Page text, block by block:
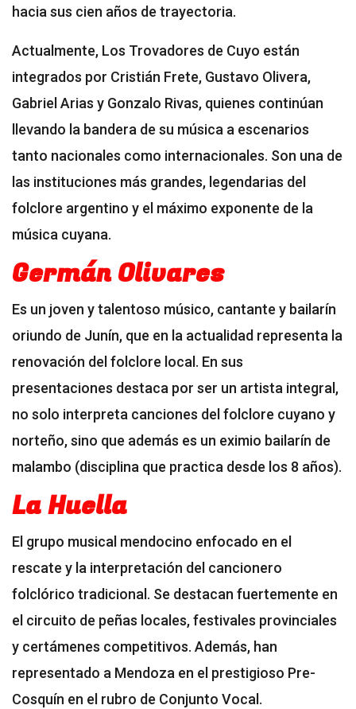
hacia sus cien años de trayectoria.
Actualmente, Los Trovadores de Cuyo están
integrados por Cristián Frete, Gustavo Olivera,
Gabriel Arias y Gonzalo Rivas, quienes continúan
llevando la bandera de su música a escenarios
tanto nacionales como internacionales. Son una de
las instituciones más grandes, legendarias del
folclore argentino y el máximo exponente de la
música cuyana.
Germán Olivares
Es un joven y talentoso músico, cantante y bailarín
oriundo de Junín, que en la actualidad representa la
renovación del folclore local. En sus
presentaciones destaca por ser un artista integral,
no solo interpreta canciones del folclore cuyano y
norteño, sino que además es un eximio bailarín de
malambo (disciplina que practica desde los 8 años).
La Huella
El grupo musical mendocino enfocado en el
rescate y la interpretación del cancionero
folclórico tradicional. Se destacan fuertemente en
el circuito de peñas locales, festivales provinciales
y certámenes competitivos. Además, han
representado a Mendoza en el prestigioso Pre-
Cosquín en el rubro de Conjunto Vocal.